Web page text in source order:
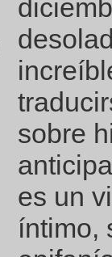
sobre
es un
íntimo,